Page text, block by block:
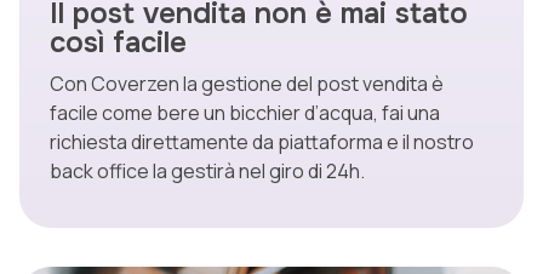
Il post vendita non è mai stato
così facile
Con Coverzen la gestione del post vendita è
facile come bere un bicchier d’acqua, fai una
richiesta direttamente da piattaforma e il nostro
back office la gestirà nel giro di 24h.